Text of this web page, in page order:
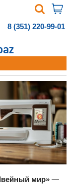
8 (351) 220-99-01
мир» —